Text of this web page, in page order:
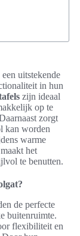
uitstekende
in hun
zijn ideaal
op te
zorgt
kan worden
warme
maakt het
te benutten.
de perfecte
buitenruimte.
flexibiliteit en